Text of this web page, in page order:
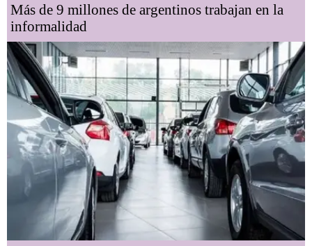
Más de 9 millones de argentinos trabajan en la
informalidad